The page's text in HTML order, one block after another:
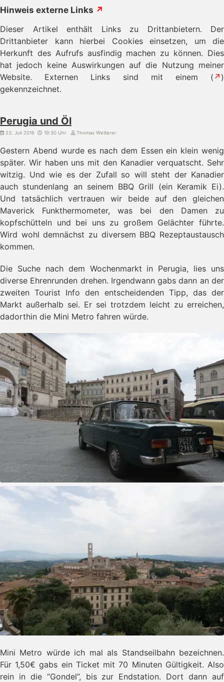
Hinweis externe Links ↗
Dieser Artikel enthält Links zu Drittanbietern. Der
Drittanbieter kann hierbei Cookies einsetzen, um die
Herkunft des Aufrufs ausfindig machen zu können. Dies
hat jedoch keine Auswirkungen auf die Nutzung meiner
Website. Externen Links sind mit einem ( ↗ )
gekennzeichnet.
Perugia und Öl
23. Juli 2016 19:30 Uhr Thomas Wetterer
Gestern Abend wurde es nach dem Essen ein klein wenig
später. Wir haben uns mit den Kanadier verquatscht. Sehr
witzig. Und wie es der Zufall so will steht der Kanadier
auch stundenlang an seinem BBQ Grill (ein Keramik Ei).
Und tatsächlich vertrauen wir beide auf den gleichen
Maverick Funkthermometer, was bei den Damen zu
kopfschütteln und bei uns zu großem Gelächter führte.
Wird wohl demnächst zu diversem BBQ Rezeptaustausch
kommen.
Die Suche nach dem Wochenmarkt in Perugia, lies uns
diverse Ehrenrunden drehen. Irgendwann gabs dann an der
zweiten Tourist Info den entscheidenden Tipp, das der
Markt außerhalb sei. Er sei trotzdem leicht zu erreichen,
dadorthin die Mini Metro fahren würde.
Mini Metro würde ich mal als Standseilbahn bezeichnen.
Für 1,50€ gabs ein Ticket mit 70 Minuten Gültigkeit. Also
rein in die “Gondel”, bis zur Endstation. Dort dann auf